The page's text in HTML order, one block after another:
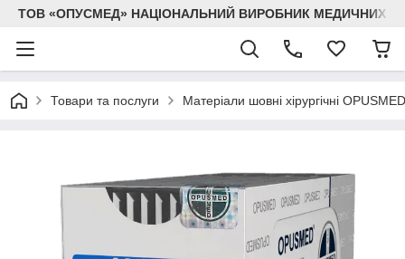
ТОВ «ОПУСМЕД» НАЦІОНАЛЬНИЙ ВИРОБНИК МЕДИЧНИХ
Товари та послуги Матеріали шовні хірургічні OPUSMED